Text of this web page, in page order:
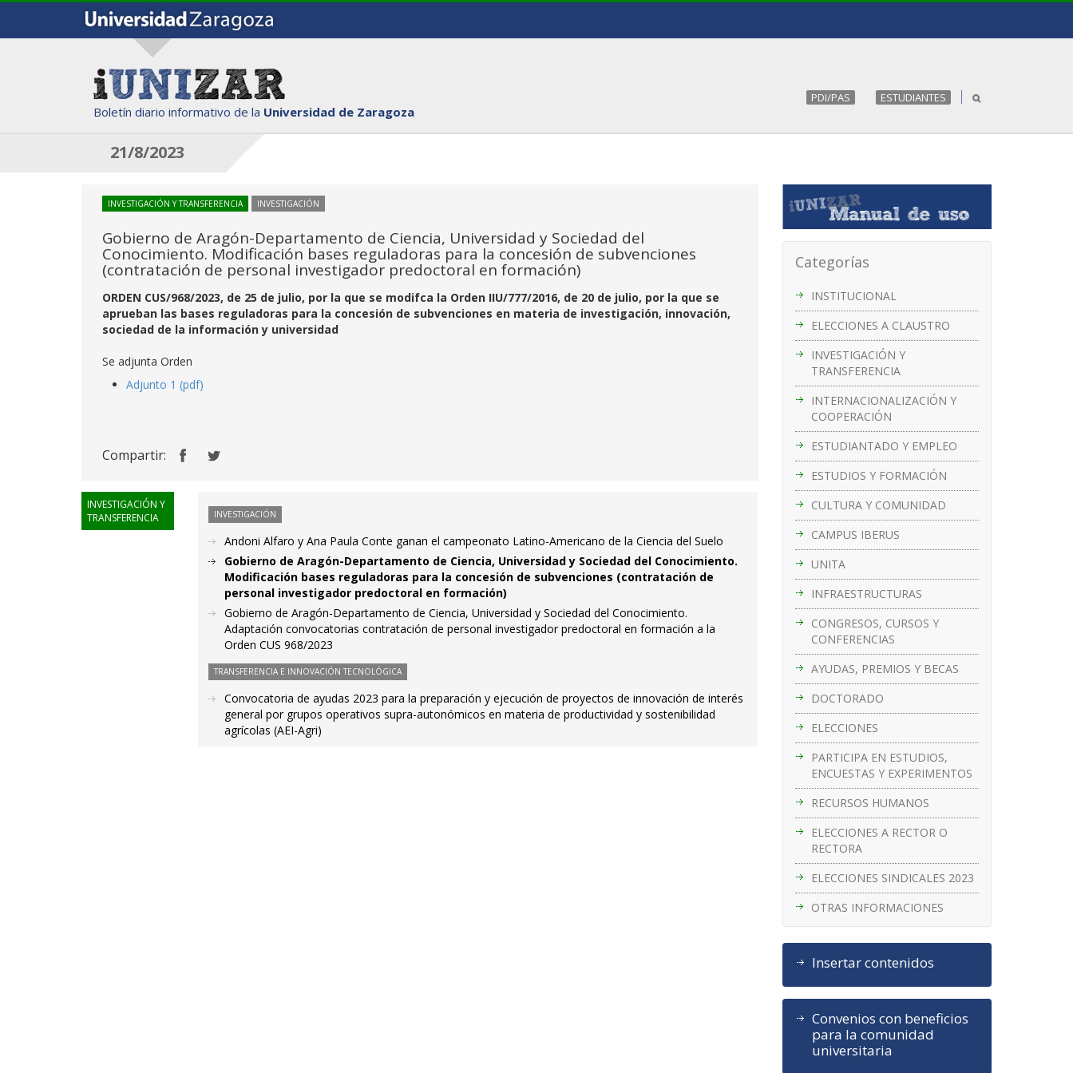
Boletín diario informativo de la Universidad de Zaragoza
PDI/PAS ESTUDIANTES
21/8/2023
Categorías
INSTITUCIONAL
ELECCIONES A CLAUSTRO
INVESTIGACIÓN Y
TRANSFERENCIA
INTERNACIONALIZACIÓN Y
COOPERACIÓN
ESTUDIANTADO Y EMPLEO
ESTUDIOS Y FORMACIÓN
CULTURA Y COMUNIDAD
CAMPUS IBERUS
UNITA
INFRAESTRUCTURAS
CONGRESOS, CURSOS Y
CONFERENCIAS
AYUDAS, PREMIOS Y BECAS
DOCTORADO
ELECCIONES
PARTICIPA EN ESTUDIOS,
ENCUESTAS Y EXPERIMENTOS
RECURSOS HUMANOS
ELECCIONES A RECTOR O
RECTORA
ELECCIONES SINDICALES 2023
OTRAS INFORMACIONES
Insertar contenidos
Convenios con beneficios
para la comunidad
universitaria
INVESTIGACIÓN Y TRANSFERENCIA INVESTIGACIÓN
Gobierno de Aragón-Departamento de Ciencia, Universidad y Sociedad del
Conocimiento. Modificación bases reguladoras para la concesión de subvenciones
(contratación de personal investigador predoctoral en formación)
ORDEN CUS/968/2023, de 25 de julio, por la que se modifca la Orden IIU/777/2016, de 20 de julio, por la que se
aprueban las bases reguladoras para la concesión de subvenciones en materia de investigación, innovación,
sociedad de la información y universidad
Se adjunta Orden
Adjunto 1 (pdf)
Compartir:
INVESTIGACIÓN Y
TRANSFERENCIA
INVESTIGACIÓN
Andoni Alfaro y Ana Paula Conte ganan el campeonato Latino-Americano de la Ciencia del Suelo
Gobierno de Aragón-Departamento de Ciencia, Universidad y Sociedad del Conocimiento.
Modificación bases reguladoras para la concesión de subvenciones (contratación de
personal investigador predoctoral en formación)
Gobierno de Aragón-Departamento de Ciencia, Universidad y Sociedad del Conocimiento.
Adaptación convocatorias contratación de personal investigador predoctoral en formación a la
Orden CUS 968/2023
TRANSFERENCIA E INNOVACIÓN TECNOLÓGICA
Convocatoria de ayudas 2023 para la preparación y ejecución de proyectos de innovación de interés
general por grupos operativos supra-autonómicos en materia de productividad y sostenibilidad
agrícolas (AEI-Agri)